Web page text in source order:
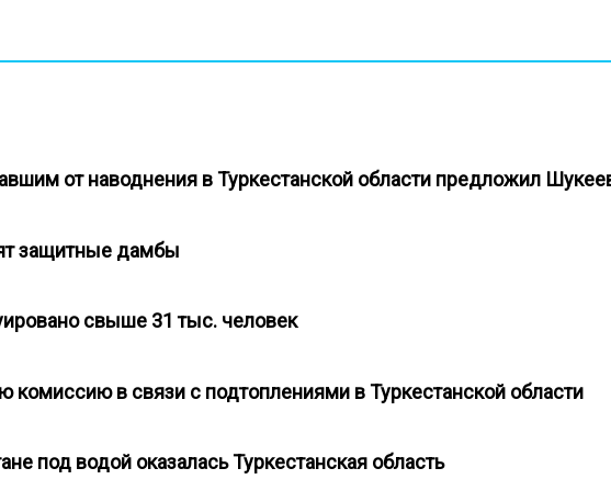
от наводнения в Туркестанской области предложил
защитные дамбы
свыше 31 тыс. человек
комиссию в связи с подтоплениями в Туркестанской области
под водой оказалась Туркестанская область